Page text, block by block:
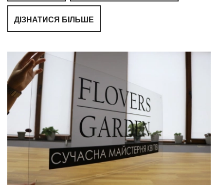
ДІЗНАТИСЯ БІЛЬШЕ